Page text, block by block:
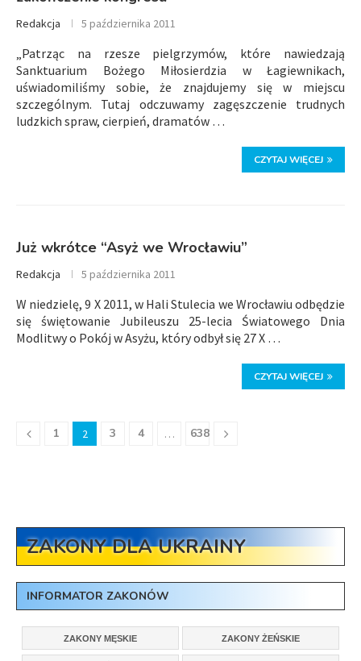
Redakcja 5 października 2011
„Patrząc na rzesze pielgrzymów, które nawiedzają
Sanktuarium Bożego Miłosierdzia w Łagiewnikach,
uświadomiliśmy sobie, że znajdujemy się w miejscu
szczególnym. Tutaj odczuwamy zagęszczenie trudnych
ludzkich spraw, cierpień, dramatów …
CZYTAJ WIĘCEJ
Już wkrótce “Asyż we Wrocławiu”
Redakcja 5 października 2011
W niedzielę, 9 X 2011, w Hali Stulecia we Wrocławiu odbędzie
się świętowanie Jubileuszu 25-lecia Światowego Dnia
Modlitwy o Pokój w Asyżu, który odbył się 27 X …
CZYTAJ WIĘCEJ
1 2 3 4 … 638
ZAKONY DLA UKRAINY
INFORMATOR ZAKONÓW
ZAKONY MĘSKIE ZAKONY ŻEŃSKIE